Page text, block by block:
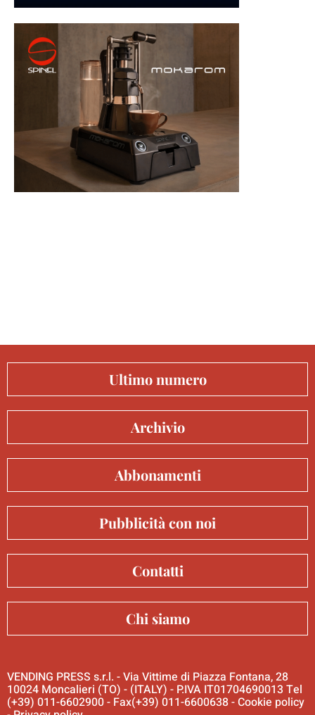
Ultimo numero
Archivio
Abbonamenti
Pubblicità con noi
Contatti
Chi siamo
VENDING PRESS s.r.l. - Via Vittime di Piazza Fontana, 28
10024 Moncalieri (TO) - (ITALY) - P.IVA IT01704690013 Tel
(+39) 011-6602900 - Fax(+39) 011-6600638 -Cookie policy